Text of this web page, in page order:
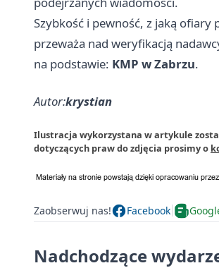
Szybkość i pewność, z jaką
przeważa nad weryfikacją
na podstawie: KMP w Zabrzu.
Autor:krystian
Ilustracja wykorzystana w artykule
dotyczących praw do zdjęcia prosimy o
Zaobserwuj nas! Facebook
Nadchodzące